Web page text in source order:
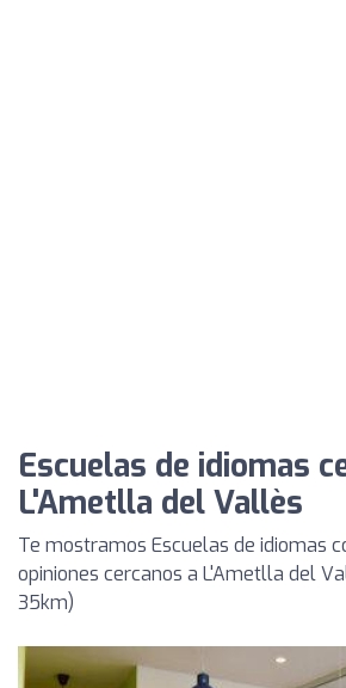
Escuelas de idiomas
L'Ametlla del Vallès
Te mostramos Escuelas de idiomas
opiniones cercanos a L'Ametlla del
35km)